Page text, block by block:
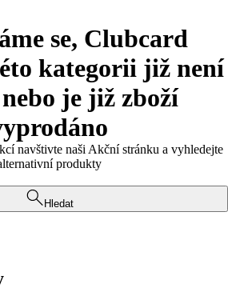
se, Clubcard
kategorii již není
je již zboží
navštivte naši Akční stránku a vyhledejte
produkty
Hledat